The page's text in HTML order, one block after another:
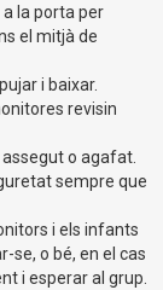
la porta per
el mitjà de
i baixar.
revisin
o agafat.
sempre que
i els infants
se, o bé, en el cas
i esperar al grup.